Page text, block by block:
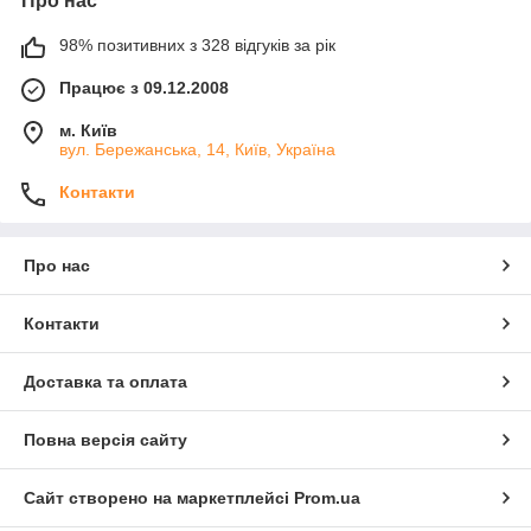
Швидка обробка і відправка замовлення клієнту.
Доступні ціни та акційні пропозиції.
98% позитивних з 328 відгуків за рік
Працює з 09.12.2008
м. Київ
вул. Бережанська, 14, Київ, Україна
Контакти
Про нас
Контакти
Доставка та оплата
Повна версія сайту
Сайт створено на маркетплейсі Prom.ua